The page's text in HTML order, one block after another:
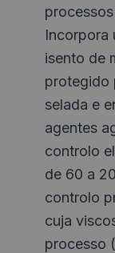
Incorpora
isento de
protegido
selada e
agentes
controlo
de 60 a
controlo
cuja
processo